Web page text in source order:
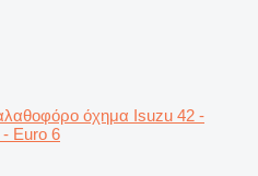
όχημα Isuzu 42 -
Euro 6